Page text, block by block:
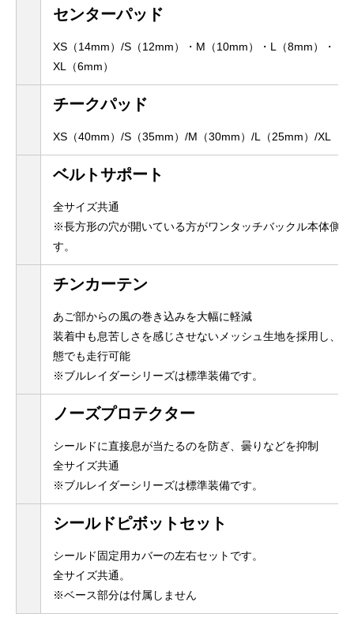
センターパッド
XS（14mm）/S（12mm）・M（10mm）・L（8mm）・
XL（6mm）
チークパッド
XS（40mm）/S（35mm）/M（30mm）/L（25mm）/XL（
ベルトサポート
全サイズ共通
※長方形の穴が開いている方がワンタッチバックル本体側と
す。
チンカーテン
あご部からの風の巻き込みを大幅に軽減
装着中も息苦しさを感じさせないメッシュ生地を採用し、
態でも走行可能
※ブルレイダーシリーズは標準装備です。
ノーズプロテクター
シールドに直接息が当たるのを防ぎ、曇りなどを抑制
全サイズ共通
※ブルレイダーシリーズは標準装備です。
シールドピボットセット
シールド固定用カバーの左右セットです。
全サイズ共通。
※ベース部分は付属しません